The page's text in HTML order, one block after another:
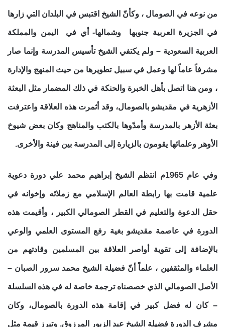
من نوعه في الصومال ، وكأنّ الشيخ اقتبس في البلدان التي زارها
في الجزيرة العربية جنوبها وشمالها- أي في اليمن والمملكة
العربية السعودية – ولم يكتفي الشيخ تأسيس المدرسة وإنما صار
مشرفاً عاماً لها وعمل في سبيل تطويرها من حيث المنهج والإدارة
، ومن هنا اتصل بأهل الخبرة والحنكة في ذلك المضمار مثل البعثة
الأزهرية في مقديشو بالصومال، وقد أثمرت هذه العلاقة واعترفت
بعثة الأزهر بالمدرسة وأمدّوها بالكتب والمناهج وكان بعض شيوخ
الأوهر وعلمائها يقومون بالزيارة إلى المدرسة بين فينة والأخرى.
وفي عام 1965م انتظم الشيخ إبراهيم محمد علي دورة دعوية
علمية قامت بها رابطة العالم الإسلامي مع زملائه وإخوانه في
حقل الدعوة والتعليم في القطر الصومالي الكبير ، وأقيمت هذه
الدورة في عاصمة مقديشو بغية رفع المستوى العلمي والوعي
بالإضافة إلى تقوية أواصر العلاقة بين المسلمين وقادتهم من
العلماء والمثقفين ، علماً أنّ فضيلة الشيخ محمد سرور الصبان –
الأصل الصومالي الذي خصصناه ترجمة خاصة له في هذه السلسلة
– كان له فضل كبير في إقامة هذه الدورة بالصومال، وكان
مشرف الدورة فضيلة الشيخ عبد الزبور المرزوق. وتبرز قيمة مثل